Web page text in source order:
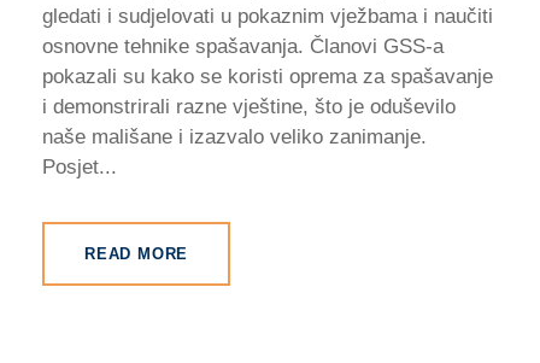
gledati i sudjelovati u pokaznim vježbama i naučiti
osnovne tehnike spašavanja. Članovi GSS-a
pokazali su kako se koristi oprema za spašavanje
i demonstrirali razne vještine, što je oduševilo
naše mališane i izazvalo veliko zanimanje.
Posjet...
READ MORE